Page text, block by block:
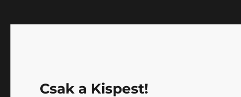
Csak a Kispest!